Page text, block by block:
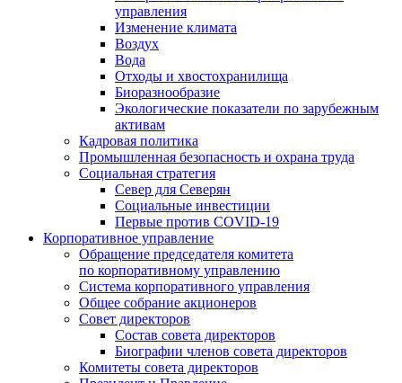
управления
Изменение климата
Воздух
Вода
Отходы и хвостохранилища
Биоразнообразие
Экологические показатели по зарубежным
активам
Кадровая политика
Промышленная безопасность и охрана труда
Социальная стратегия
Север для Северян
Социальные инвестиции
Первые против COVID‑19
Корпоративное управление
Обращение председателя комитета
по корпоративному управлению
Система корпоративного управления
Общее собрание акционеров
Совет директоров
Состав совета директоров
Биографии членов совета директоров
Комитеты совета директоров